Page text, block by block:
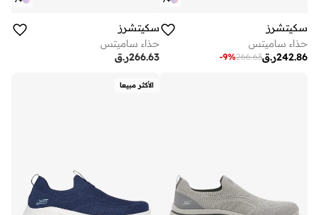
سكيتشرز
حذاء ساميتس
ر.ق242.86
266.63
-9%
سكيتشرز
حذاء ساميتس
ر.ق266.63
الأكثر مبيعا